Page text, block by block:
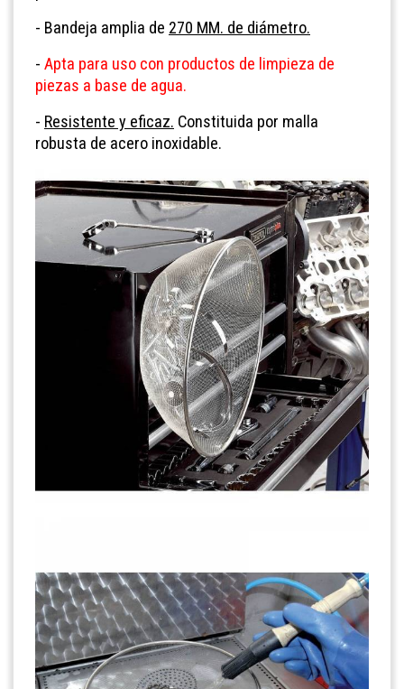
- Bandeja amplia de 270 MM. de diámetro.
- Apta para uso con productos de limpieza de
piezas a base de agua.
- Resistente y eficaz. Constituida por malla
robusta de acero inoxidable.